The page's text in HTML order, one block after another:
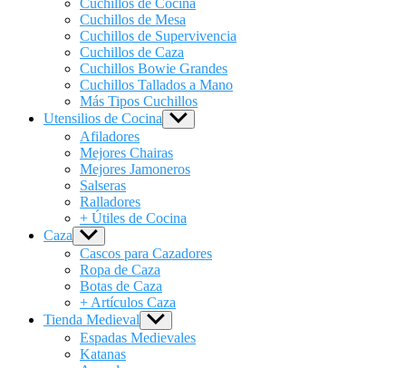
Cuchillos de Cocina
Cuchillos de Mesa
Cuchillos de Supervivencia
Cuchillos de Caza
Cuchillos Bowie Grandes
Cuchillos Tallados a Mano
Más Tipos Cuchillos
Utensilios de Cocina Show
sub
Afiladores
Mejores Chairas
Mejores Jamoneros
Salseras
Ralladores
+ Útiles de Cocina
Caza Show
sub
menu
Cascos para Cazadores
Ropa de Caza
Botas de Caza
+ Artículos Caza
Tienda Medieval Show
sub
menu
Espadas Medievales
Katanas